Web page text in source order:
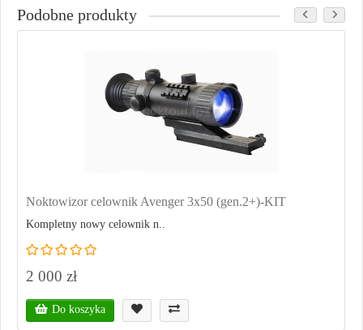
Podobne produkty
Noktowizor celownik Avenger 3x50 (gen.2+)-KIT
Kompletny nowy celownik n..
2 000 zł
Do koszyka